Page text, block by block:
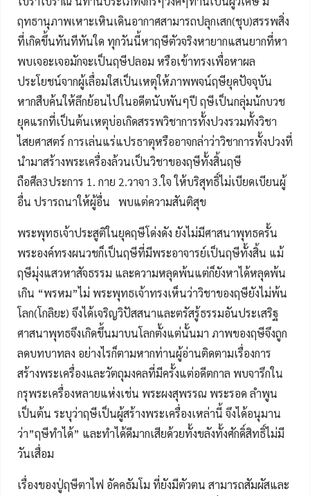
ฤทธานุภาพเหาะเหินเดินอากาศสามารถปลุกเสก(ชุบ)สรรพสิ่ง
ที่เกิดขึ้นทันทีทันใด ทุกวันนี้หาฤษีตัวจริงหายากแสนยากที่หา
พบเจอะเจอมักจะเป็นฤษีปลอม หรือเข้าทรงเพื่อหาผล
ประโยชน์จากผู้เลื่อมใสเป็นเหตุให้ภาพพจน์ฤษียุคปัจจุบัน
หากสืบค้นให้ลึกย้อนไปในอดีตนับพันๆปี ฤษีเป็นกลุ่มนักบวช
ยุคแรกที่เป็นต้นเหตุบ่อเกิดสรรพวิชาการทั้งปวงรวมทั้งวิชา
ไสยศาสตร์ การเล่นแร่แปรธาตุหรืออาจกล่าว่าวิชาการทั้งปวงที่
นำมาสร้างพระเครื่องล้วนเป็นวิชาของฤษีทั้งสิ้นฤษี
ถือศีล3ประการ 1. กาย 2.วาจา 3.ใจ ให้บริสุทธิ์ไม่เบียดเบียนผู้
อื่น ปรารถนาให้ผู้อื่น พบแต่ความสันติสุข
พระพุทธเจ้าประสูติในยุคฤษีโด่งดัง ยังไม่มีศาสนาพุทธครั้น
พระองค์ทรงผนวชก็เป็นฤษีที่มีพระอาจารย์เป็นฤษีทั้งสิ้น แม้
ฤษีมุ่งแสวหาสัจธรรม และความหลุดพ้นแต่ก็ยังหาได้หลุดพ้น
เกิน “พรหม”ไม่ พระพุทธเจ้าทรงเห็นว่าวิชาของฤษียังไม่พ้น
โลก(โกลิยะ) จึงได้เจริญวิปัสสนาและตรัสรู้ธรรมอันประเสริฐ
ศาสนาพุทธจึงเกิดขึ้นมาบนโลกตั้งแต่นั้นมา ภาพของฤษีจึงถูก
ลดบทบาทลง อย่างไรก็ตามหากท่านผู้อ่านติดตามเรื่องการ
สร้างพระเครื่องและวัตถุมงคลที่มีครั้งแต่อดีตกาล พบจารึกใน
กรุพระเครื่องหลายแห่งเช่น พระผงสุพรรณ พระรอด ลำพูน
เป็นต้น ระบุว่าฤษีเป็นผู้สร้างพระเครื่องเหล่านี้ จึงได้อนุมาน
ว่า”ฤษีทำได้” และทำได้ดีมากเสียด้วยทั้งขลังทั้งศักดิ์สิทธิ์ไม่มี
วันเสื่อม
เรื่องของปู่ฤษีตาไฟ อัคคธัมโม ที่ยังมีตัวตน สามารถสัมผัสและ